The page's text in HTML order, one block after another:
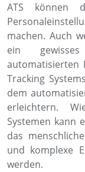
ATS können
machen. Auch
ein
automatisierten
Tracking
dem
erleichtern.
Systemen kann
das
und komplexe
werden.